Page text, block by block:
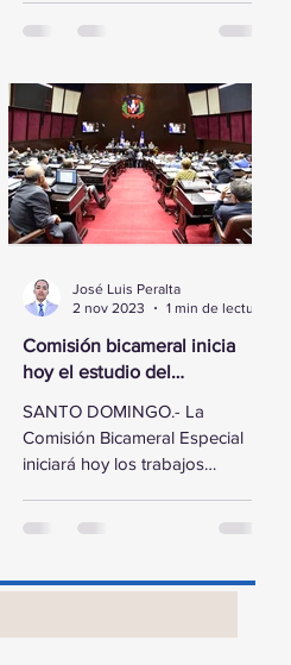
Comisión bicameral inicia
hoy el estudio del
Estado 2024
SANTO DOMINGO.- La
Comisión Bicameral Especial
iniciará hoy los trabajos
José Luis Peralta
2 nov 2023
1 min de lectura